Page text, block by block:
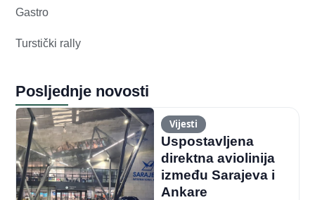
Gastro
Turstički rally
Posljednje novosti
Vijesti
Uspostavljena
direktna aviolinija
između Sarajeva i
Ankare